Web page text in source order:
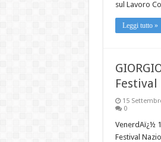
sul Lavoro
Leggi tutto »
Festival
15
0
VenerdAï¿½
Festival